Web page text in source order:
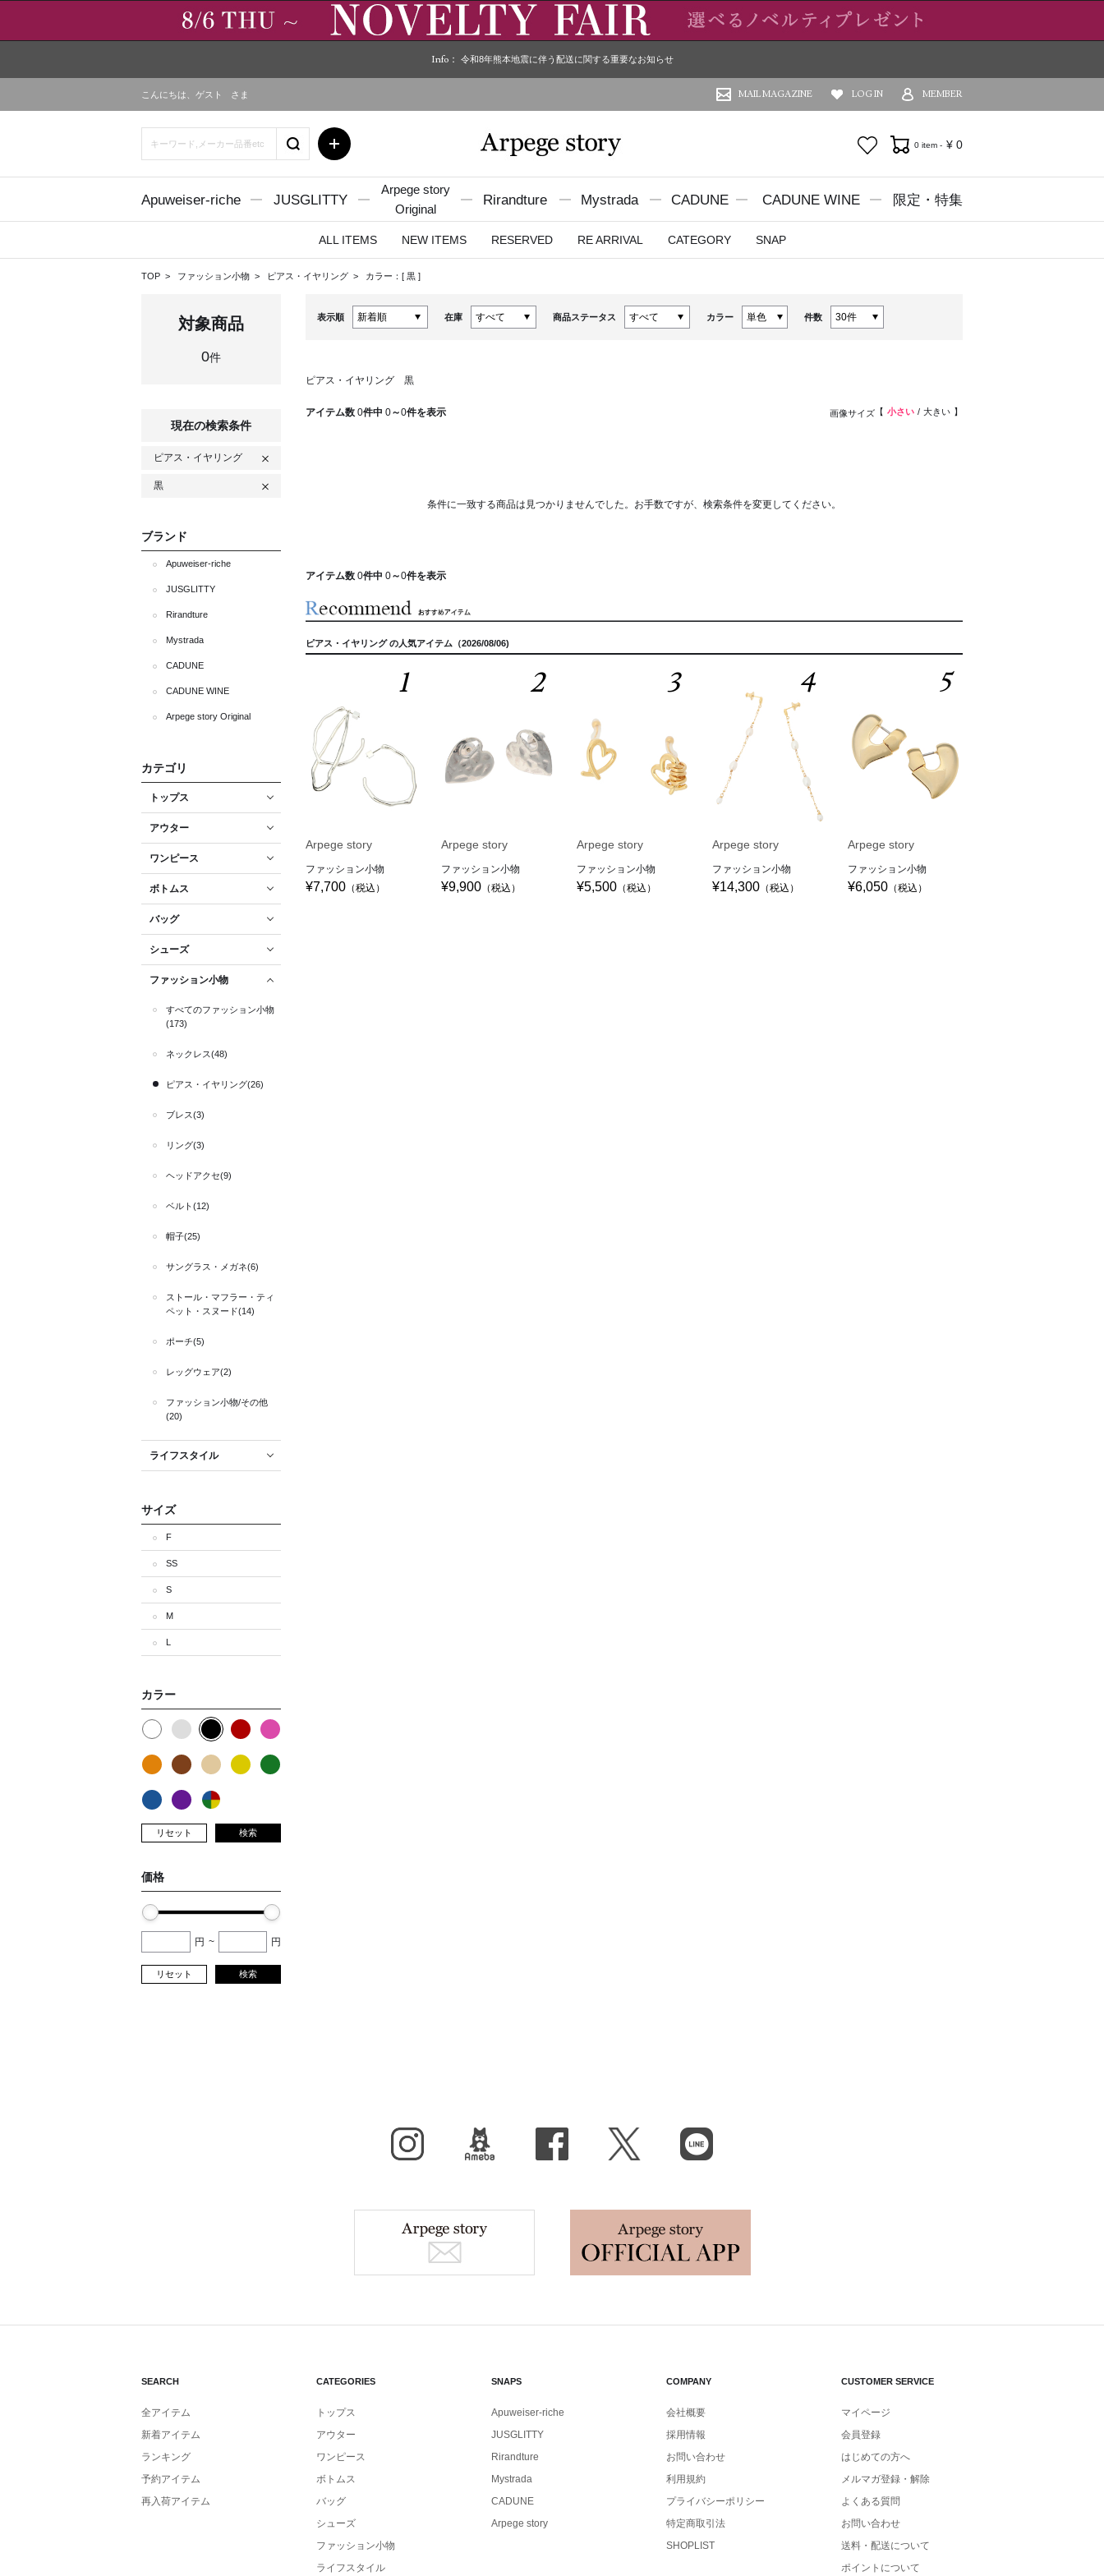
Info： 令和8年熊本地震に伴う配送に関する重要なお知らせ
こんにちは、 ゲスト さま MAIL MAGAZINE LOG IN MEMBER
お気に入り0 item - ¥ 0
Apuweiser-riche JUSGLITTY
Arpege story
Original
Rirandture Mystrada CADUNE CADUNE WINE 限定・特集
ALL ITEMS NEW ITEMS RESERVED RE ARRIVAL CATEGORY SNAP
TOP ファッション小物 ピアス・イヤリング カラー：[ 黒 ]
対象商品
0件
現在の検索条件
ピアス・イヤリング
黒
ブランド
Apuweiser-riche
JUSGLITTY
Rirandture
Mystrada
CADUNE
CADUNE WINE
Arpege story Original
カテゴリ
トップス
アウター
ワンピース
ボトムス
バッグ
シューズ
ファッション小物
すべてのファッション小物
(173)
ネックレス(48)
ピアス・イヤリング(26)
ブレス(3)
リング(3)
ヘッドアクセ(9)
ベルト(12)
帽子(25)
サングラス・メガネ(6)
ストール・マフラー・ティ
ペット・スヌード(14)
ポーチ(5)
レッグウェア(2)
ファッション小物/その他
(20)
ライフスタイル
サイズ
F
SS
S
M
L
カラー
リセット 検索
価格
円 ~ 円
リセット 検索
表示順 在庫 商品ステータス カラー 件数
ピアス・イヤリング 黒
アイテム数 0件中 0～0件を表示 画像サイズ 小さい 大きい
条件に一致する商品は見つかりませんでした。お手数ですが、検索条件を変更してください。
アイテム数 0件中 0～0件を表示
ピアス・イヤリング の人気アイテム（2026/08/06)
1
Arpege story
ファッション小物
¥7,700 （税込）
2
Arpege story
ファッション小物
¥9,900 （税込）
3
Arpege story
ファッション小物
¥5,500 （税込）
4
Arpege story
ファッション小物
¥14,300 （税込）
5
Arpege story
ファッション小物
¥6,050 （税込）
X（旧Twitter）
SEARCH
全アイテム
新着アイテム
ランキング
予約アイテム
再入荷アイテム
CATEGORIES
トップス
アウター
ワンピース
ボトムス
バッグ
シューズ
ファッション小物
ライフスタイル
SNAPS
Apuweiser-riche
JUSGLITTY
Rirandture
Mystrada
CADUNE
Arpege story
COMPANY
会社概要
採用情報
お問い合わせ
利用規約
プライバシーポリシー
特定商取引法
SHOPLIST
CUSTOMER SERVICE
マイページ
会員登録
はじめての方へ
メルマガ登録・解除
よくある質問
お問い合わせ
送料・配送について
ポイントについて